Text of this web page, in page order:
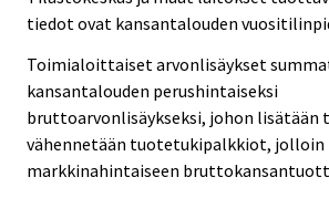
tiedot ovat kansantalouden
Toimialoittaiset arvonlisäykset
kansantalouden perushintaiseksi
bruttoarvonlisäykseksi, johon lisätään
vähennetään tuotetukipalkkiot, jolloin
markkinahintaiseen